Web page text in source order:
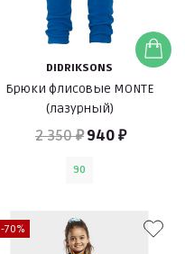
DIDRIKSONS
Брюки флисовые MONTE
(лазурный)
2 350 ₽ 940 ₽
90
-70%